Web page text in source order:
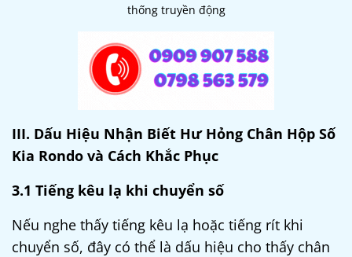
thống truyền động
III. Dấu Hiệu Nhận Biết Hư Hỏng Chân Hộp Số
Kia Rondo và Cách Khắc Phục
3.1 Tiếng kêu lạ khi chuyển số
Nếu nghe thấy tiếng kêu lạ hoặc tiếng rít khi
chuyển số, đây có thể là dấu hiệu cho thấy chân